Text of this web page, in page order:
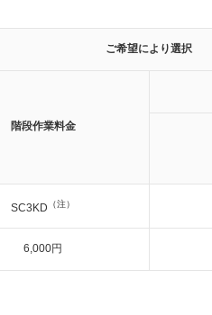
ご希望により選択
階段作業料金
SC3KD （注）
6,000円